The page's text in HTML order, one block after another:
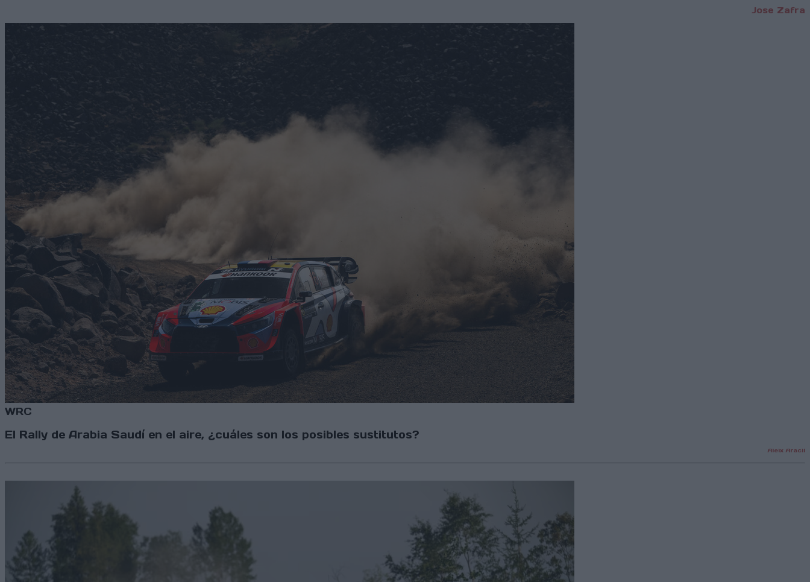
Jose Zafra
WRC
El Rally de Arabia Saudí en el aire, ¿cuáles son los posibles sustitutos?
Aleix Aracil